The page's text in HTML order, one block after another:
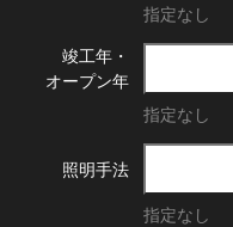
指定なし
竣工年・
オープン年
指定なし
照明手法
指定なし